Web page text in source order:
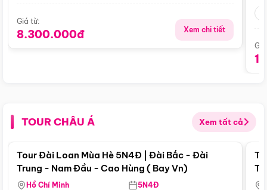
Giá từ:
8.300.000đ Xem chi tiết
TOUR CHÂU Á Xem tất cả
Điểm nổi bật
Tour Đài Loan Mùa Hè 5N4Đ | Đài Bắc - Đài
Trung - Nam Đầu - Cao Hùng ( Bay Vn)
Hồ Chí Minh 5N4Đ